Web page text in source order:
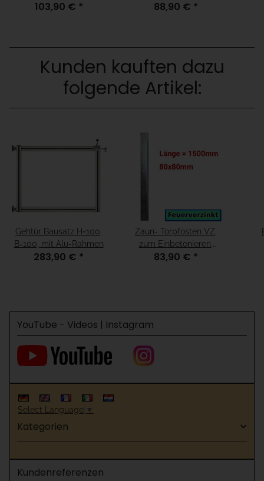
Aufschrauben für
103,90 € *
Aufschrauben für
88,90 € *
Kunden kauften dazu
folgende Artikel:
Gehtür Bausatz H=100,
B=100, mit Alu-Rahmen
283,90 € *
Zaun- Torpfosten VZ,
zum Einbetonieren,
80x80x3mm, L =
83,90 € *
YouTube - Videos | Instagram
Select Language ▼
Kategorien
Kundenreferenzen